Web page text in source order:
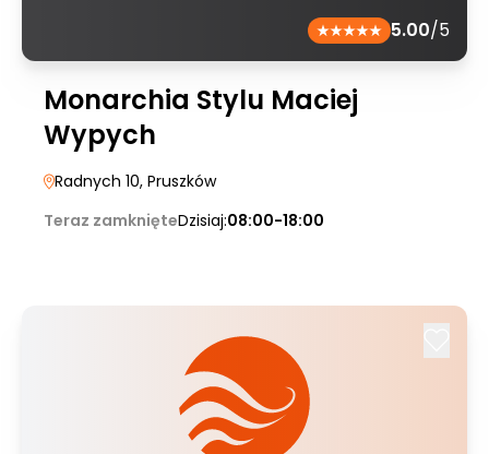
5.00/5
Monarchia Stylu Maciej
Wypych
Radnych 10, Pruszków
Teraz zamknięteDzisiaj:08:00-18:00